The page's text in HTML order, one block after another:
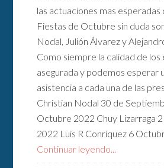
las actuaciones mas esperadas
Fiestas de Octubre sin duda
Nodal, Julión Álvarez y
Como siempre la calidad de
asegurada y podemos esperar
asistencia a cada una de las
Christian Nodal 30 de
Octubre 2022 Chuy Lizarraga
2022 Luis R Conriquez 6
Continuar leyendo...